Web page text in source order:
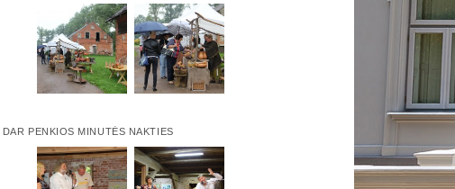
DAR PENKIOS MINUTĖS NAKTIES